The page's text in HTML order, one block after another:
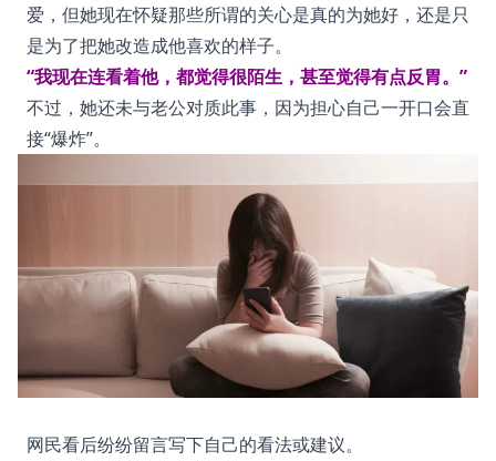
爱，但她现在怀疑那些所谓的关心是真的为她好，还是只
是为了把她改造成他喜欢的样子。
“我现在连看着他，都觉得很陌生，甚至觉得有点反胃。”
不过，她还未与老公对质此事，因为担心自己一开口会直
接“爆炸”。
网民看后纷纷留言写下自己的看法或建议。